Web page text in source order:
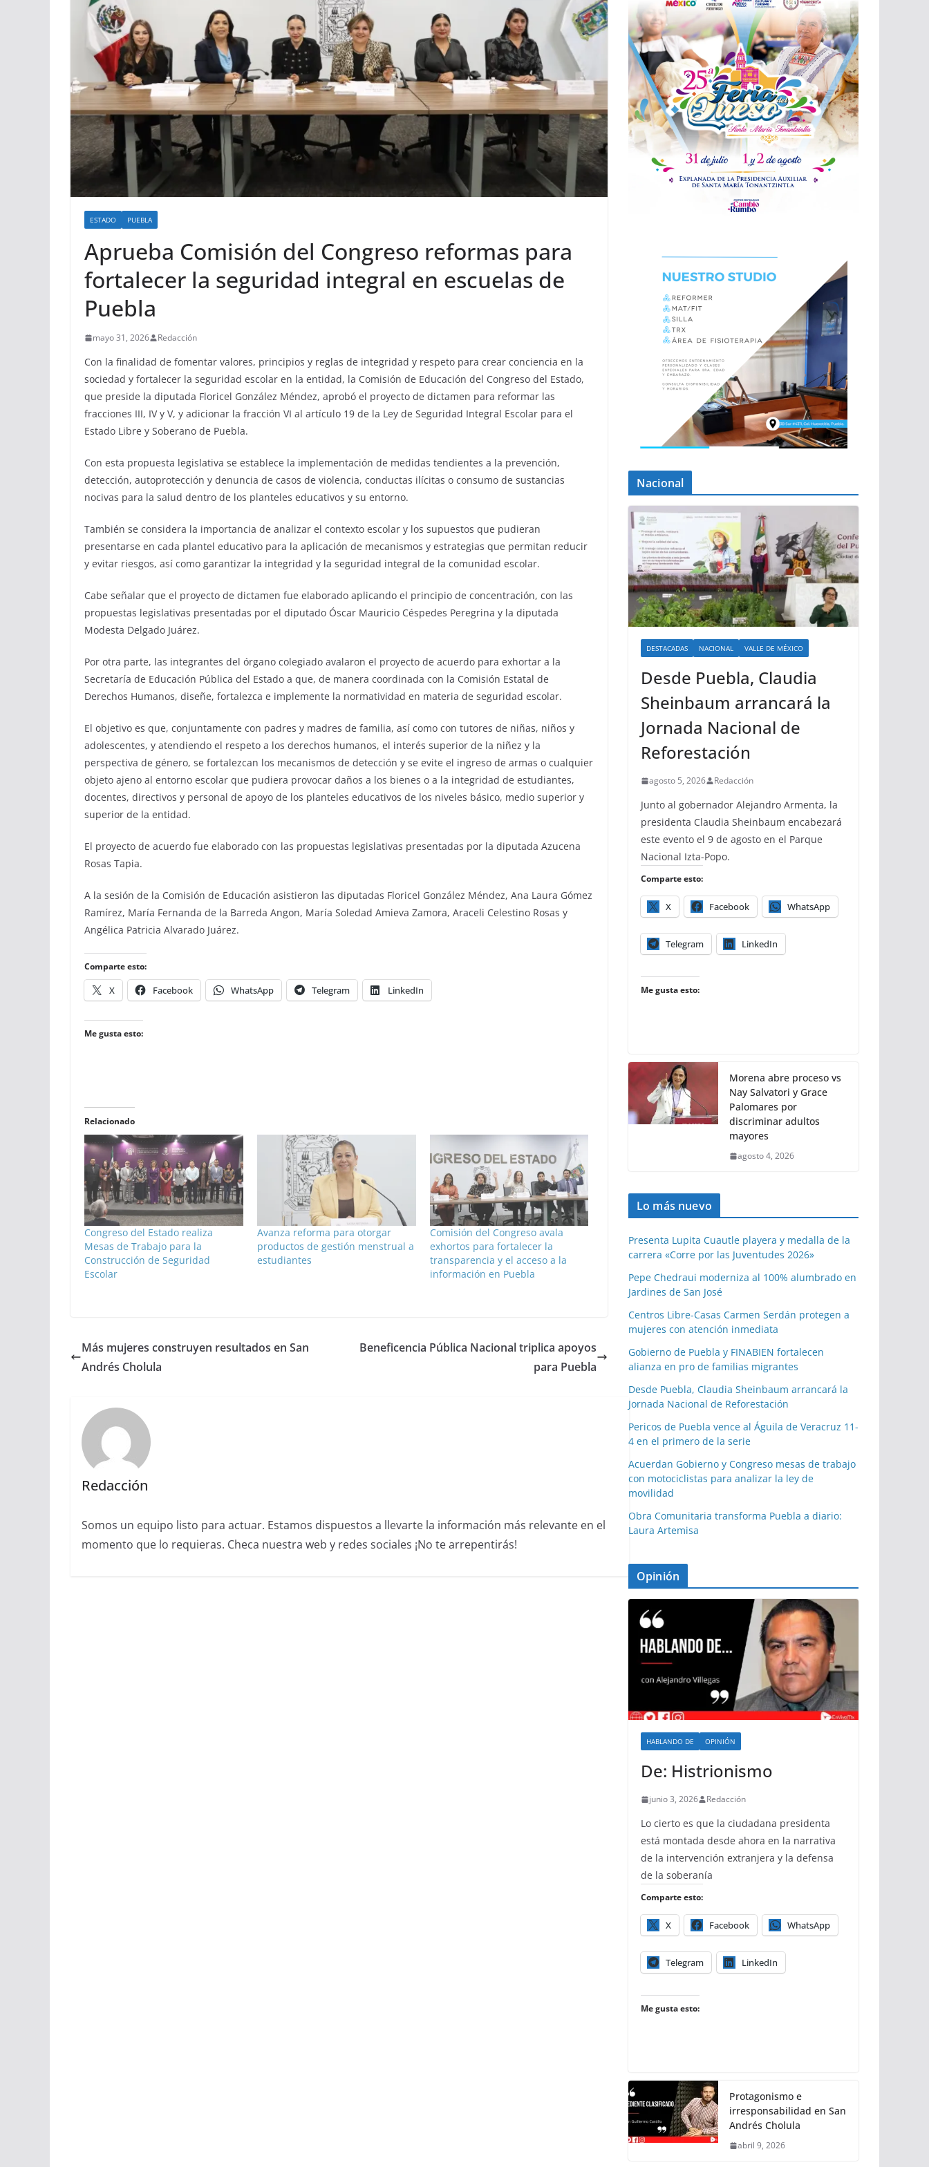
ESTADO PUEBLA
Aprueba Comisión del Congreso reformas para
fortalecer la seguridad integral en escuelas de
Puebla
mayo 31, 2026 Redacción
Con la finalidad de fomentar valores, principios y reglas de integridad y respeto para crear conciencia en la
sociedad y fortalecer la seguridad escolar en la entidad, la Comisión de Educación del Congreso del Estado,
que preside la diputada Floricel González Méndez, aprobó el proyecto de dictamen para reformar las
fracciones III, IV y V, y adicionar la fracción VI al artículo 19 de la Ley de Seguridad Integral Escolar para el
Estado Libre y Soberano de Puebla.
Con esta propuesta legislativa se establece la implementación de medidas tendientes a la prevención,
detección, autoprotección y denuncia de casos de violencia, conductas ilícitas o consumo de sustancias
nocivas para la salud dentro de los planteles educativos y su entorno.
También se considera la importancia de analizar el contexto escolar y los supuestos que pudieran
presentarse en cada plantel educativo para la aplicación de mecanismos y estrategias que permitan reducir
y evitar riesgos, así como garantizar la integridad y la seguridad integral de la comunidad escolar.
Cabe señalar que el proyecto de dictamen fue elaborado aplicando el principio de concentración, con las
propuestas legislativas presentadas por el diputado Óscar Mauricio Céspedes Peregrina y la diputada
Modesta Delgado Juárez.
Por otra parte, las integrantes del órgano colegiado avalaron el proyecto de acuerdo para exhortar a la
Secretaría de Educación Pública del Estado a que, de manera coordinada con la Comisión Estatal de
Derechos Humanos, diseñe, fortalezca e implemente la normatividad en materia de seguridad escolar.
El objetivo es que, conjuntamente con padres y madres de familia, así como con tutores de niñas, niños y
adolescentes, y atendiendo el respeto a los derechos humanos, el interés superior de la niñez y la
perspectiva de género, se fortalezcan los mecanismos de detección y se evite el ingreso de armas o cualquier
objeto ajeno al entorno escolar que pudiera provocar daños a los bienes o a la integridad de estudiantes,
docentes, directivos y personal de apoyo de los planteles educativos de los niveles básico, medio superior y
superior de la entidad.
El proyecto de acuerdo fue elaborado con las propuestas legislativas presentadas por la diputada Azucena
Rosas Tapia.
A la sesión de la Comisión de Educación asistieron las diputadas Floricel González Méndez, Ana Laura Gómez
Ramírez, María Fernanda de la Barreda Angon, María Soledad Amieva Zamora, Araceli Celestino Rosas y
Angélica Patricia Alvarado Juárez.
Comparte esto:
X Facebook WhatsApp Telegram LinkedIn
Me gusta esto:
Relacionado
Congreso del Estado realiza
Mesas de Trabajo para la
Construcción de Seguridad
Escolar
Avanza reforma para otorgar
productos de gestión menstrual a
estudiantes
Comisión del Congreso avala
exhortos para fortalecer la
transparencia y el acceso a la
información en Puebla
Más mujeres construyen resultados en San
Andrés Cholula
Beneficencia Pública Nacional triplica apoyos
para Puebla
Redacción
Somos un equipo listo para actuar. Estamos dispuestos a llevarte la información más relevante en el
momento que lo requieras. Checa nuestra web y redes sociales ¡No te arrepentirás!
Nacional
DESTACADAS NACIONAL VALLE DE MÉXICO
Desde Puebla, Claudia
Sheinbaum arrancará la
Jornada Nacional de
Reforestación
agosto 5, 2026 Redacción
Junto al gobernador Alejandro Armenta, la
presidenta Claudia Sheinbaum encabezará
este evento el 9 de agosto en el Parque
Nacional Izta-Popo.
Comparte esto:
X Facebook WhatsApp
Telegram LinkedIn
Me gusta esto:
Morena abre proceso vs
Nay Salvatori y Grace
Palomares por
discriminar adultos
mayores
agosto 4, 2026
Lo más nuevo
Presenta Lupita Cuautle playera y medalla de la
carrera «Corre por las Juventudes 2026»
Pepe Chedraui moderniza al 100% alumbrado en
Jardines de San José
Centros Libre-Casas Carmen Serdán protegen a
mujeres con atención inmediata
Gobierno de Puebla y FINABIEN fortalecen
alianza en pro de familias migrantes
Desde Puebla, Claudia Sheinbaum arrancará la
Jornada Nacional de Reforestación
Pericos de Puebla vence al Águila de Veracruz 11-
4 en el primero de la serie
Acuerdan Gobierno y Congreso mesas de trabajo
con motociclistas para analizar la ley de
movilidad
Obra Comunitaria transforma Puebla a diario:
Laura Artemisa
Opinión
HABLANDO DE OPINIÓN
De: Histrionismo
junio 3, 2026 Redacción
Lo cierto es que la ciudadana presidenta
está montada desde ahora en la narrativa
de la intervención extranjera y la defensa
de la soberanía
Comparte esto:
X Facebook WhatsApp
Telegram LinkedIn
Me gusta esto:
Protagonismo e
irresponsabilidad en San
Andrés Cholula
abril 9, 2026